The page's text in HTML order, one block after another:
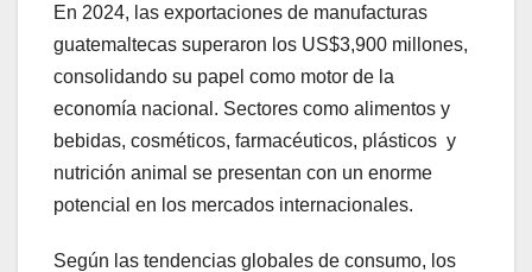
En 2024, las exportaciones de manufacturas
guatemaltecas superaron los US$3,900 millones,
consolidando su papel como motor de la
economía nacional. Sectores como alimentos y
bebidas, cosméticos, farmacéuticos, plásticos y
nutrición animal se presentan con un enorme
potencial en los mercados internacionales.
Según las tendencias globales de consumo, los